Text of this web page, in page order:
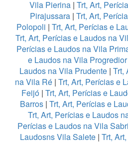
Vila Pierina| Trt, Art,
Pirajussara| Trt, Art,
Polopoli | Trt, Art, Perícias e
Trt, Art, Perícias e Laudos na
Perícias e Laudos na Vila
e Laudos na Vila Progredior
Laudos na Vila Prudente | Trt,
na Vila Ré | Trt, Art, Perícias e
Feijó | Trt, Art, Perícias e
Barros | Trt, Art, Perícias e
Trt, Art, Perícias e Laudos
Perícias e Laudos na Vila
Laudosns Vila Salete | Trt,